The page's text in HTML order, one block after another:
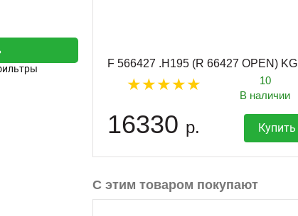
F 566427 .H195 (R 66427 OPEN) KG
10
В наличии
16330 р. Купить
С этим товаром покупают